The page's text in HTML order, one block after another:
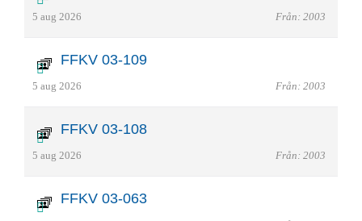
5 aug 2026 Från: 2003
FFKV 03-109
5 aug 2026 Från: 2003
FFKV 03-108
5 aug 2026 Från: 2003
FFKV 03-063